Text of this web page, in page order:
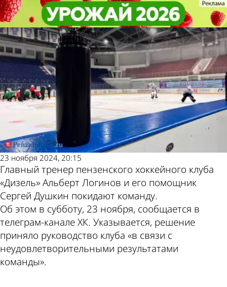
У пензенского «Дизеля»
сменился главный тренер
Спорт
23 ноября 2024, 20:15
Главный тренер пензенского хоккейного клуба
«Дизель» Альберт Логинов и его помощник
Сергей Душкин покидают команду.
Об этом в субботу, 23 ноября, сообщается в
телеграм-канале ХК. Указывается, решение
приняло руководство клуба «в связи с
неудовлетворительными результатами
команды».
У пензенского «Дизеля»
сменился главный тренер
Спорт
Другие новости
по теме
Погода и курсы
валют в Пензе